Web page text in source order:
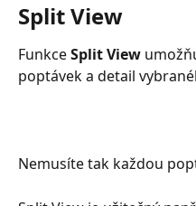
Split View
Funkce Split View
poptávek a detail
Nemusíte tak každou